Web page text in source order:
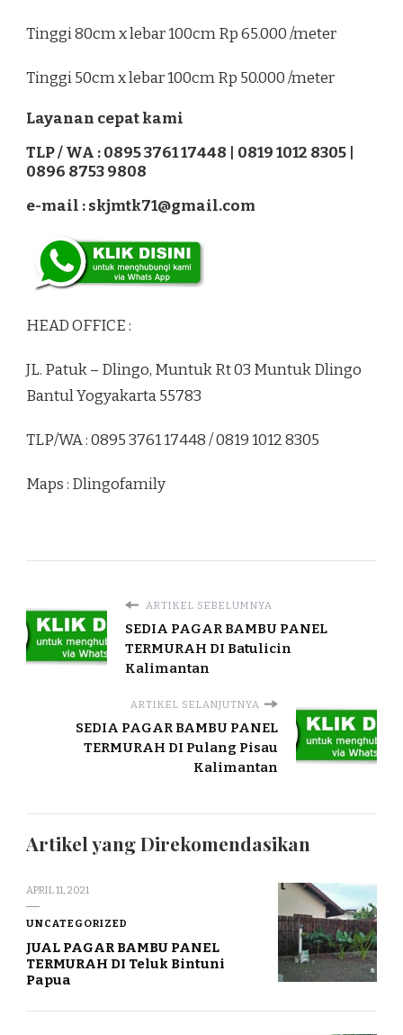
Tinggi 80cm x lebar 100cm Rp 65.000 /meter
Tinggi 50cm x lebar 100cm Rp 50.000 /meter
Layanan cepat kami
TLP / WA : 0895 3761 17448 | 0819 1012 8305 |
0896 8753 9808
e-mail : skjmtk71@gmail.com
HEAD OFFICE :
JL. Patuk – Dlingo, Muntuk Rt 03 Muntuk Dlingo
Bantul Yogyakarta 55783
TLP/WA : 0895 3761 17448 / 0819 1012 8305
Maps : Dlingofamily
ARTIKEL SEBELUMNYA
SEDIA PAGAR BAMBU PANEL
TERMURAH DI Batulicin
Kalimantan
ARTIKEL SELANJUTNYA
SEDIA PAGAR BAMBU PANEL
TERMURAH DI Pulang Pisau
Kalimantan
Artikel yang Direkomendasikan
APRIL 11, 2021
UNCATEGORIZED
JUAL PAGAR BAMBU PANEL
TERMURAH DI Teluk Bintuni
Papua